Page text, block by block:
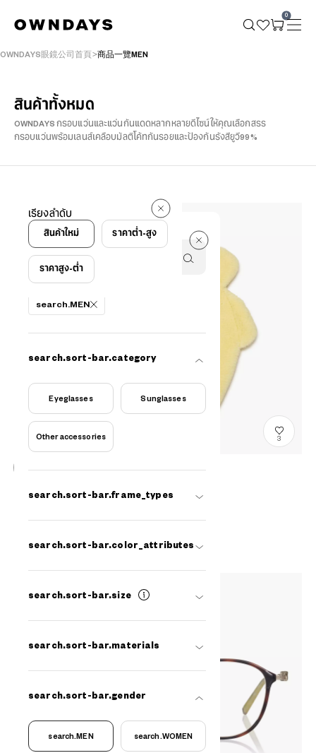
0
OWNDAYS眼鏡公司首頁 商品一覽MEN
สินค้าทั้งหมด
OWNDAYS กรอบแว่นและแว่นกันแดดหลากหลายดีไซน์ให้คุณเลือกสรร
กรอบแว่นพร้อมเลนส์เคลือบมัลติโค้ทกันรอยและป้องกันรังสียูวี99%
708 search.reviews
ตัวกรอง
search.MEN
search.sort-bar.category
Eyeglasses Sunglasses
Other accessories
search.sort-bar.frame_types
search.sort-bar.color_attributes
search.sort-bar.size
search.sort-bar.materials
search.sort-bar.gender
search.MEN search.WOMEN
เรียงลำดับ
สินค้าใหม่ ราคาต่ำ-สูง
ราคาสูง-ต่ำ
3
Fluffy and Soft Cleaning Cloth